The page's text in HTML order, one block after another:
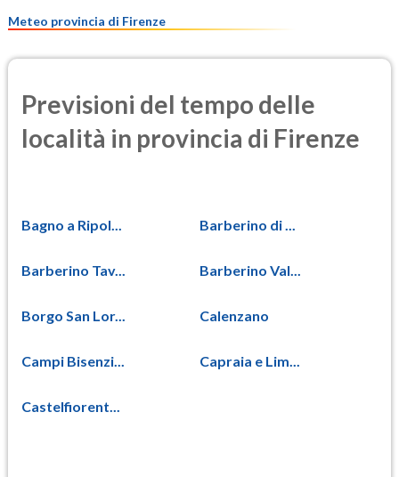
Meteo provincia di Firenze
Previsioni del tempo delle
località in provincia di Firenze
Bagno a Ripol... Barberino di ...
Barberino Tav... Barberino Val...
Borgo San Lor... Calenzano
Campi Bisenzi... Capraia e Lim...
Castelfiorent...